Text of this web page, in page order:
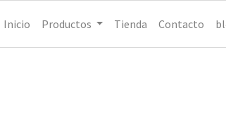
Inicio Productos Tienda Contacto